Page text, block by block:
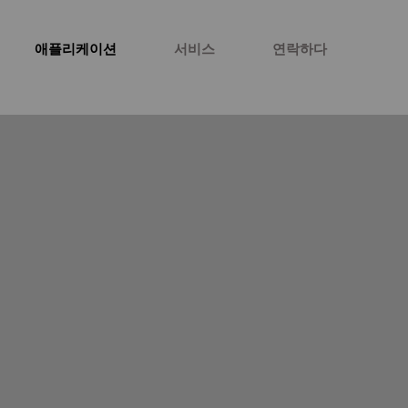
애플리케이션 서비스 연락하다